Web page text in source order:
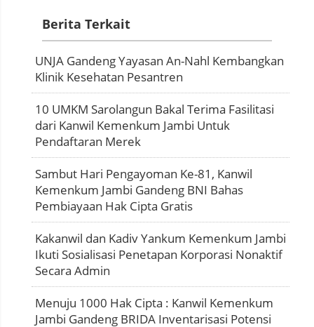
Berita Terkait
UNJA Gandeng Yayasan An-Nahl Kembangkan
Klinik Kesehatan Pesantren
10 UMKM Sarolangun Bakal Terima Fasilitasi
dari Kanwil Kemenkum Jambi Untuk
Pendaftaran Merek
Sambut Hari Pengayoman Ke-81, Kanwil
Kemenkum Jambi Gandeng BNI Bahas
Pembiayaan Hak Cipta Gratis
Kakanwil dan Kadiv Yankum Kemenkum Jambi
Ikuti Sosialisasi Penetapan Korporasi Nonaktif
Secara Admin
Menuju 1000 Hak Cipta : Kanwil Kemenkum
Jambi Gandeng BRIDA Inventarisasi Potensi